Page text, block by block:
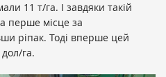
11 т/га. І завдяки такій
перше місце за
ріпак. Тоді вперше цей
га.